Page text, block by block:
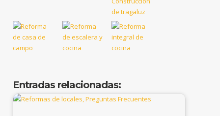
Entradas relacionadas: